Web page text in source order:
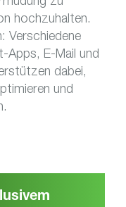
hochzuhalten.
Verschiedene
Apps, E-Mail und
dabei,
und